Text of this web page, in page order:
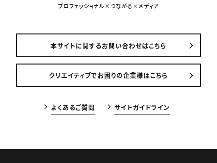
プロフェッショナル×つながる×メディア
本サイトに関するお問い合わせはこちら
クリエイティブでお困りの企業様はこちら
よくあるご質問 サイトガイドライン